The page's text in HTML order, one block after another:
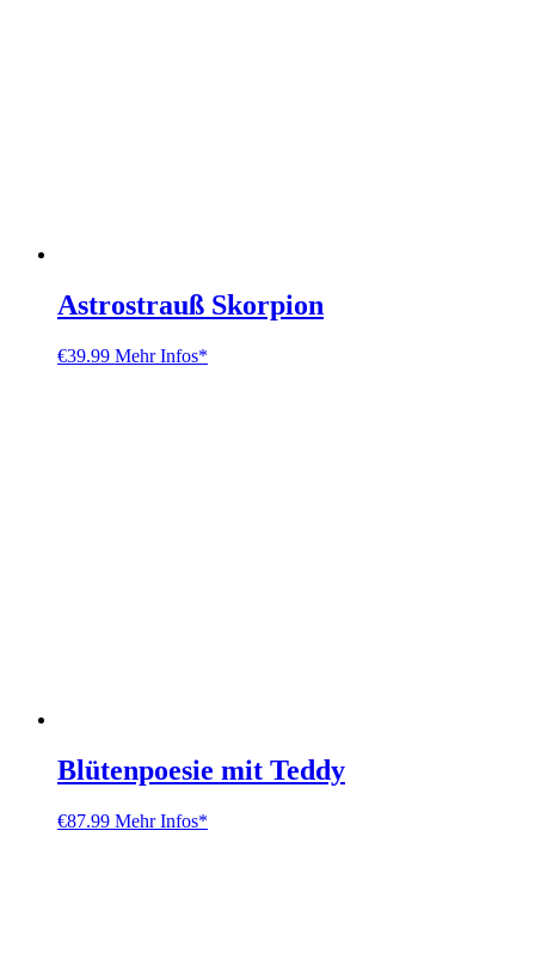
Astrostrauß Skorpion
€39.99 Mehr Infos*
Blütenpoesie mit Teddy
€87.99 Mehr Infos*